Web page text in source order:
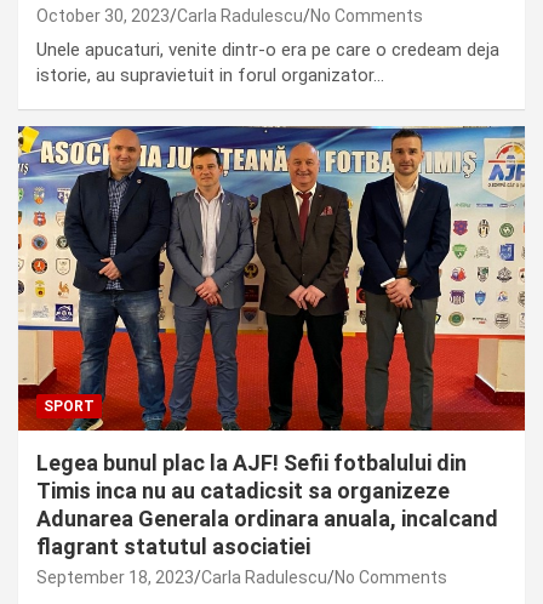
October 30, 2023 Carla Radulescu No Comments
Unele apucaturi, venite dintr-o era pe care o credeam deja
istorie, au supravietuit in forul organizator…
SPORT
Legea bunul plac la AJF! Sefii fotbalului din
Timis inca nu au catadicsit sa organizeze
Adunarea Generala ordinara anuala, incalcand
flagrant statutul asociatiei
September 18, 2023 Carla Radulescu No Comments